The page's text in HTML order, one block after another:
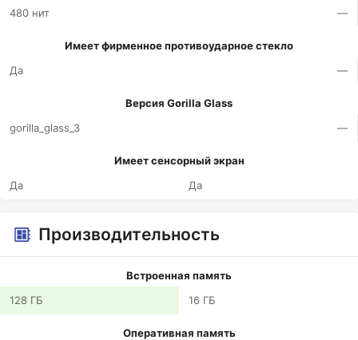
480 нит —
Имеет фирменное противоударное стекло
Да
—
Версия Gorilla Glass
gorilla_glass_3
—
Имеет сенсорный экран
Да
Да
Производительность
Встроенная память
128 ГБ
16 ГБ
Оперативная память